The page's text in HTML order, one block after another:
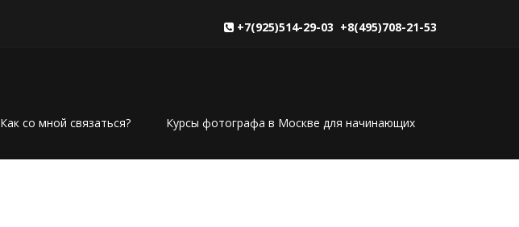
+7(925)514-29-03 +8(495)708-21-53
Как со мной связаться? Курсы фотографа в Москве для начинающих